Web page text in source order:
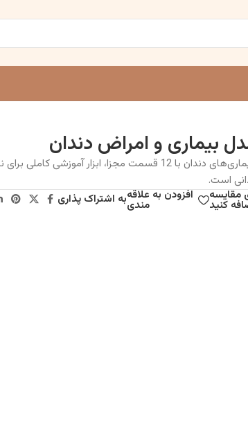
بیماری و امراض دندان
مولاژ مدل بیماری‌های دندان با 12 قسمت مجزا، ابزار آموزشی
است.
مقایسه
کنید
افزودن به علاقه
مندیبه اشتراک پذاری